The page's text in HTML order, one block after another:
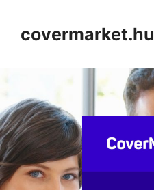
covermarket.hu